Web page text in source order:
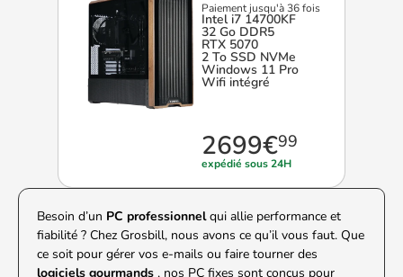
2699€99
Paiement jusqu'à 36 fois
expédié sous 24H
Intel i7 14700KF
32 Go DDR5
RTX 5070
2 To SSD NVMe
Windows 11 Pro
Wifi intégré
Besoin d’un PC professionnelqui allie performance et
fiabilité ? Chez Grosbill, nous avons ce qu’il vous faut. Que
ce soit pour gérer vos e-mails ou faire tourner des
logiciels gourmands , nos PC fixes sont conçus pour